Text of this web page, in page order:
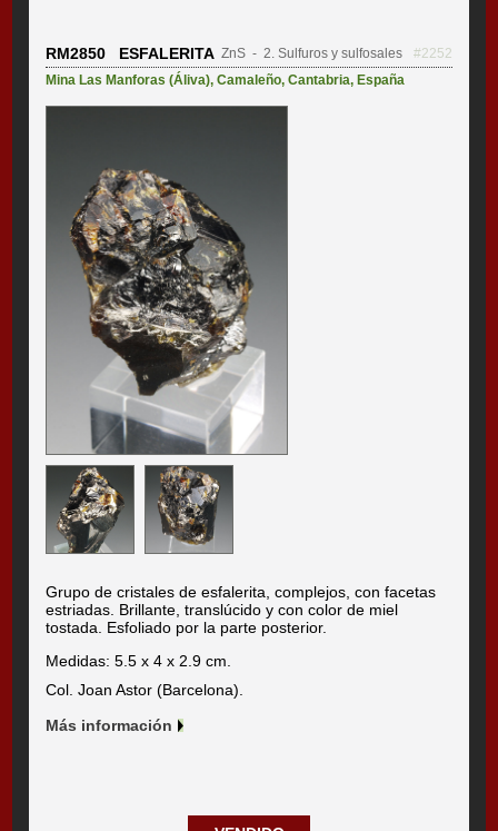
RM2850 ESFALERITA ZnS- 2. Sulfuros y sulfosales
#2252
Mina Las Manforas (Áliva),Camaleño,Cantabria, España
Grupo de cristales de esfalerita, complejos, con facetas
estriadas. Brillante, translúcido y con color de miel
tostada. Esfoliado por la parte posterior.
Medidas: 5.5 x 4 x 2.9 cm.
Col. Joan Astor (Barcelona).
Más información